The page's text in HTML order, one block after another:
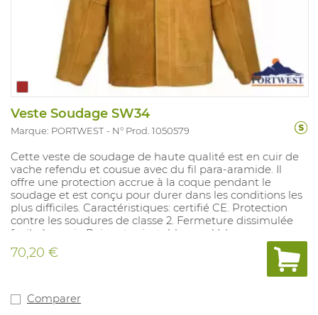
Veste Soudage SW34
Marque: PORTWEST N° Prod. 1050579
Cette veste de soudage de haute qualité est en cuir de
vache refendu et cousue avec du fil para-aramide. Il
offre une protection accrue à la coque pendant le
soudage et est conçu pour durer dans les conditions les
plus difficiles. Caractéristiques: certifié CE. Protection
contre les soudures de classe 2. Fermeture dissimulée
facile à ouvrir. Poignets ajustables par Velcro pour un
ajustement parfait. Conçu pour être porté dans des
conditions difficiles .Conforme à : EN ISO 11611 Class 2 (A1)
70,20 €
Comparer